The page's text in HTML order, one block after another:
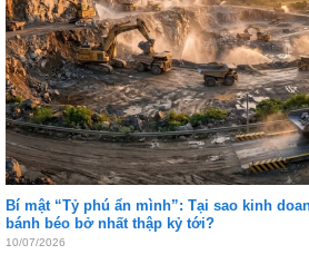
Bí mật “Tỷ phú ẩn mình”: Tại sao kinh
bánh béo bở nhất thập kỷ tới?
10/07/2026